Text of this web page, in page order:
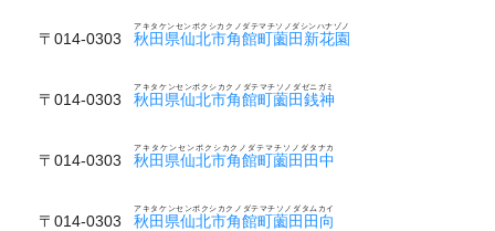
〒014-0303 秋田県仙北市角館町薗田新花園
アキタケンセンボクシカクノダテマチソノダシンハナゾノ
〒014-0303 秋田県仙北市角館町薗田銭神
アキタケンセンボクシカクノダテマチソノダゼニガミ
〒014-0303 秋田県仙北市角館町薗田田中
アキタケンセンボクシカクノダテマチソノダタナカ
〒014-0303 秋田県仙北市角館町薗田田向
アキタケンセンボクシカクノダテマチソノダタムカイ